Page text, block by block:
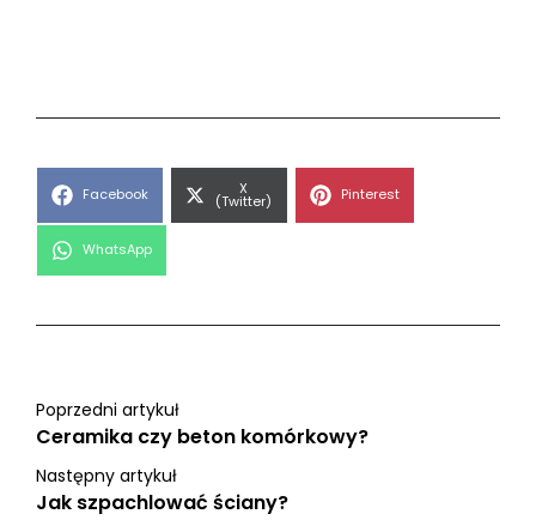
Share
Facebook Share
on
X
(Twitter) Share
Pinterest
Share
WhatsApp
Poprzedni artykuł
Ceramika czy beton komórkowy?
Następny artykuł
Jak szpachlować ściany?